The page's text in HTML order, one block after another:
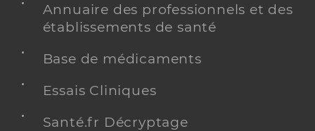
Annuaire des professionnels et des
établissements de santé
Base de médicaments
Essais Cliniques
Santé.fr Décryptage